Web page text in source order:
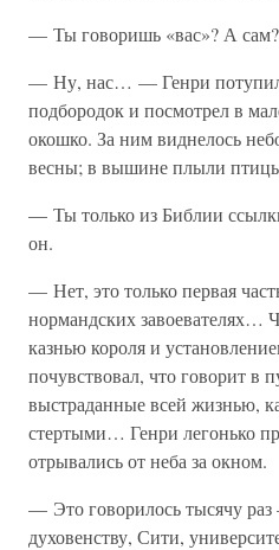
— Ты говоришь «вас»? А сам?
— Ну, нас… — Генри
подбородок и посмотрел в
окошко. За ним виднелось
весны; в вышине плыли
— Ты только из Библии
он.
— Нет, это только первая
нормандских завоевателях…
казнью короля и
почувствовал, что говорит в
выстраданные всей жизнью,
стертыми… Генри легонько
отрывались от неба за окном.
— Это говорилось тысячу
духовенству, Сити,